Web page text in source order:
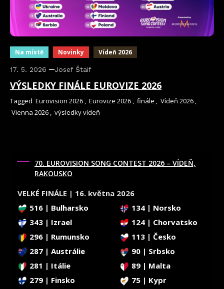
Na místě Novinky Vídeň 2026
17. 5. 2026 Josef Štaif
VÝSLEDKY FINÁLE EUROVIZE 2026
Tagged Eurovision 2026 , Eurovize 2026 , finále , Vídeň 2026 ,
Vienna 2026 , výsledky vídeň
70. EUROVISION SONG CONTEST 2026 – VÍDEŇ,
RAKOUSKO
VELKÉ FINÁLE | 16. května 2026
516 | Bulharsko
134 | Norsko
343 | Izrael
124 | Chorvatsko
296 | Rumunsko
113 | Česko
287 | Austrálie
90 | Srbsko
281 | Itálie
89 | Malta
279 | Finsko
75 | Kypr